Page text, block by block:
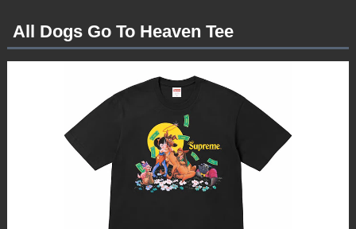
All Dogs Go To Heaven Tee